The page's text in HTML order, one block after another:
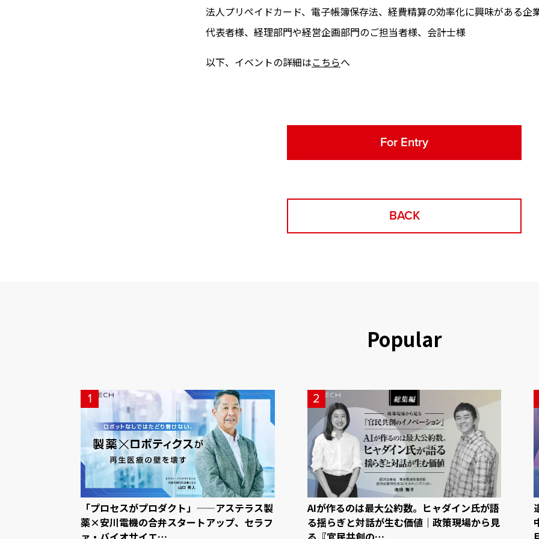
法人プリペイドカード、電子帳簿保存法、経費精算の効率化に興味がある企
代表者様、経理部門や経営企画部門のご担当者様、会計士様
以下、イベントの詳細はこちらへ
For Entry
BACK
Popular
1
「プロセスがプロダクト」——アステラス製
薬×安川電機の合弁スタートアップ、セラフ
2
AIが作るのは最大公約数。ヒャダイン氏が語
る揺らぎと対話が生む価値｜政策現場から見